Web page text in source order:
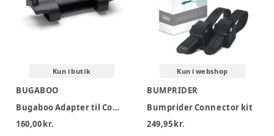
Kun i butik
BUGABOO
Bugaboo Adapter til Comfort Wheeled Board+ - Donkey/Buffalo
160,00 kr.
Kun i webshop
BUMPRIDER
Bumprider Connector kit
249,95 kr.